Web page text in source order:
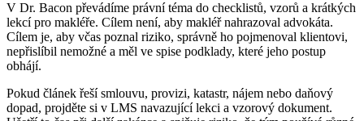
V Dr. Bacon převádíme právní téma do checklistů, vzorů a krátkých
lekcí pro makléře. Cílem není, aby makléř nahrazoval advokáta.
Cílem je, aby včas poznal riziko, správně ho pojmenoval klientovi,
nepřislíbil nemožné a měl ve spise podklady, které jeho postup
obhájí.
Pokud článek řeší smlouvu, provizi, katastr, nájem nebo daňový
dopad, projděte si v LMS navazující lekci a vzorový dokument.